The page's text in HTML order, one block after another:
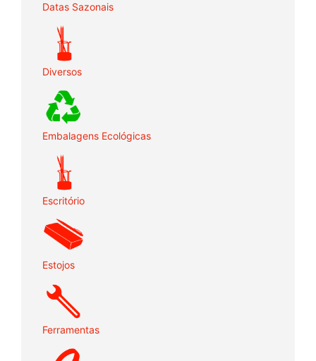
Datas Sazonais
Diversos
Embalagens Ecológicas
Escritório
Estojos
Ferramentas